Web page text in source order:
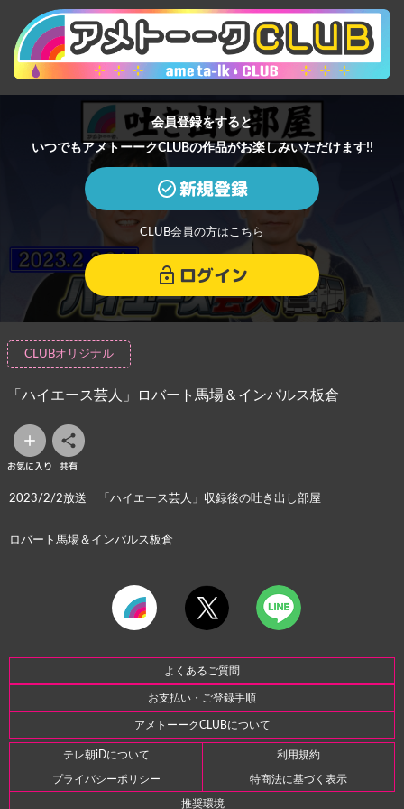
会員登録をすると
いつでもアメトーークCLUBの作品がお楽しみいただけます!!
新規登録
CLUB会員の方はこちら
ログイン
CLUBオリジナル
「ハイエース芸人」ロバート馬場＆インパルス板倉
お気に入り 共有
2023/2/2放送 「ハイエース芸人」収録後の吐き出し部屋
ロバート馬場＆インパルス板倉
よくあるご質問
お支払い・ご登録手順
アメトーークCLUBについて
テレ朝iDについて 利用規約
プライバシーポリシー 特商法に基づく表示
推奨環境